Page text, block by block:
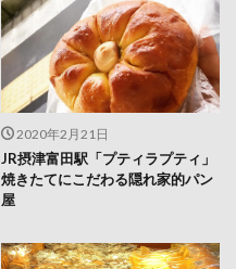
2020年2月21日
JR摂津富田駅「プティラプティ」
焼きたてにこだわる隠れ家的パン
屋